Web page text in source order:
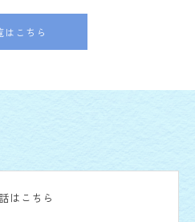
はこちら
はこちら